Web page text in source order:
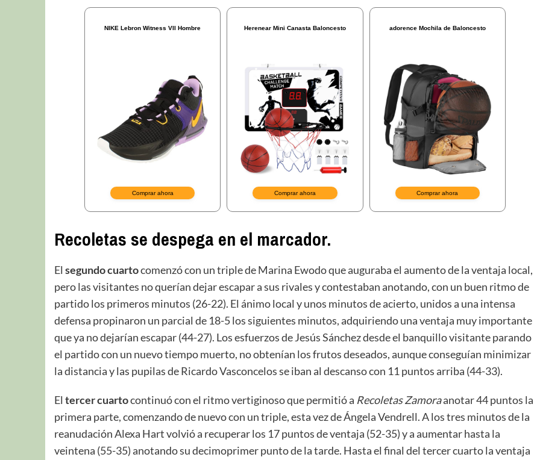
Recoletas se despega en el marcador.
El segundo cuartocomenzó con un triple de Marina Ewodo que auguraba el aumento de la ventaja local,
pero las visitantes no querían dejar escapar a sus rivales y contestaban anotando, con un buen ritmo de
partido los primeros minutos (26-22). El ánimo local y unos minutos de acierto, unidos a una intensa
defensa propinaron un parcial de 18-5 los siguientes minutos, adquiriendo una ventaja muy importante
que ya no dejarían escapar (44-27). Los esfuerzos de Jesús Sánchez desde el banquillo visitante parando
el partido con un nuevo tiempo muerto, no obtenían los frutos deseados, aunque conseguían minimizar
la distancia y las pupilas de Ricardo Vasconcelos se iban al descanso con 11 puntos arriba (44-33).
El tercer cuartocontinuó con el ritmo vertiginoso que permitió a Recoletas Zamoraanotar 44 puntos la
primera parte, comenzando de nuevo con un triple, esta vez de Ángela Vendrell. A los tres minutos de la
reanudación Alexa Hart volvió a recuperar los 17 puntos de ventaja (52-35) y a aumentar hasta la
veintena (55-35) anotando su decimoprimer punto de la tarde. Hasta el final del tercer cuarto la ventaja